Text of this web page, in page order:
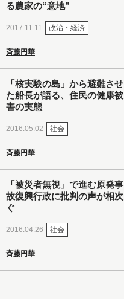
る農家の“意地”
2017.11.11 政治・経済
斉藤円華
「核実験の島」から避難させ
た船長が語る、住民の健康被
害の実態
2016.05.02 社会
斉藤円華
「被災者無視」で進む原発事
故復興行政に批判の声が相次
ぐ
2016.04.26 社会
斉藤円華